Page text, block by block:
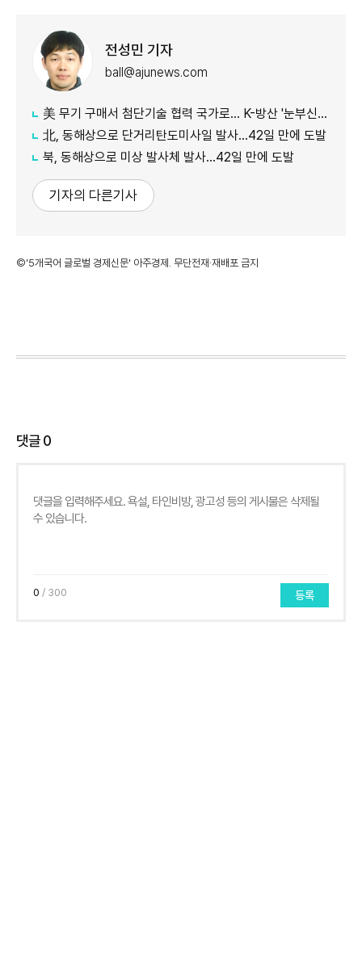
전성민 기자
ball@ajunews.com
美 무기 구매서 첨단기술 협력 국가로… K-방산 '눈부신 발전'
北, 동해상으로 단거리탄도미사일 발사…42일 만에 도발
북, 동해상으로 미상 발사체 발사…42일 만에 도발
기자의 다른기사
©'5개국어 글로벌 경제신문' 아주경제. 무단전재·재배포 금지
댓글0
0 / 300 등록